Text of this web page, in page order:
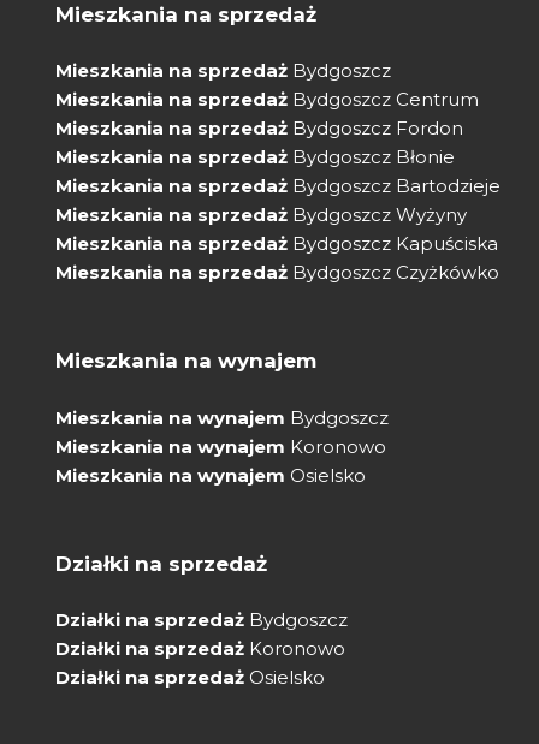
Mieszkania na sprzedaż
Mieszkania na sprzedaż Bydgoszcz
Mieszkania na sprzedaż Bydgoszcz Centrum
Mieszkania na sprzedaż Bydgoszcz Fordon
Mieszkania na sprzedaż Bydgoszcz Błonie
Mieszkania na sprzedaż Bydgoszcz Bartodzieje
Mieszkania na sprzedaż Bydgoszcz Wyżyny
Mieszkania na sprzedaż Bydgoszcz Kapuściska
Mieszkania na sprzedaż Bydgoszcz Czyżkówko
Mieszkania na wynajem
Mieszkania na wynajem Bydgoszcz
Mieszkania na wynajem Koronowo
Mieszkania na wynajem Osielsko
Działki na sprzedaż
Działki na sprzedaż Bydgoszcz
Działki na sprzedaż Koronowo
Działki na sprzedaż Osielsko